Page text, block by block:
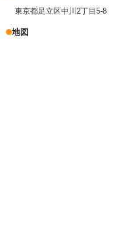
東京都足立区中川2丁目5-8
地図